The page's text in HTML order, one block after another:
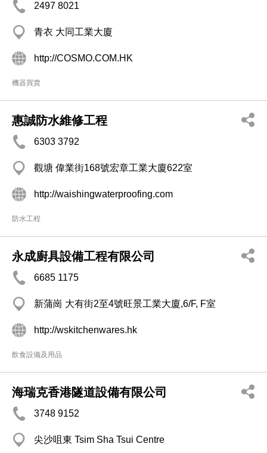
2497 8021
青衣 大同工業大廈
http://COSMO.COM.HK
機器買賣
惠誠防水維修工程
6303 3792
觀塘 偉業街168號宏章工業大廈622室
http://waishingwaterproofing.com
防水工程
永成廚具設備工程有限公司
6685 1175
新蒲崗 大有街2至4號旺景工業大廈,6/F, F室
http://wskitchenwares.hk
飲食設備及用品
海瑞克香港隧道設備有限公司
3748 9152
尖沙咀東 Tsim Sha Tsui Centre